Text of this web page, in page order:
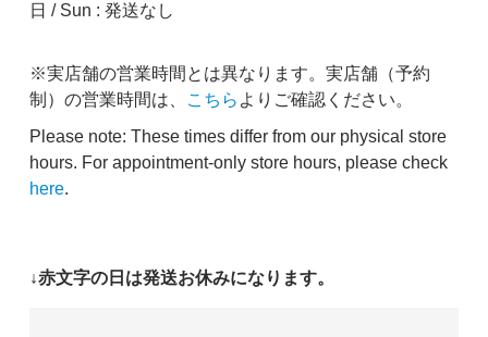
日 / Sun : 発送なし
※実店舗の営業時間とは異なります。実店舗（予約
制）の営業時間は、
こちら よりご確認ください。
Please note: These times differ from our physical store
hours. For appointment-only store hours, please check
here.
↓赤文字の日は発送お休みになります。